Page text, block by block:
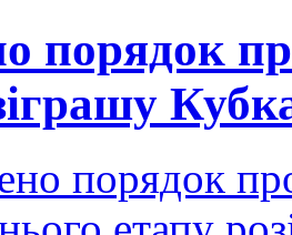
порядок